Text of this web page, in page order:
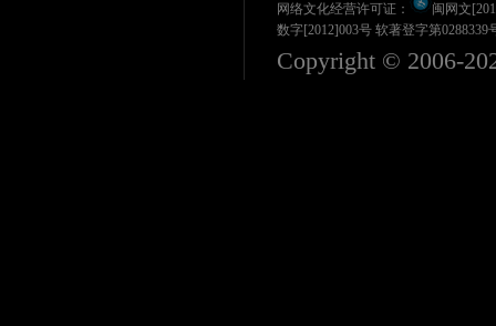
网络文化经营许可证：
闽网文
数字[2012]003号 软著登字第0288339
Copyright © 2006-